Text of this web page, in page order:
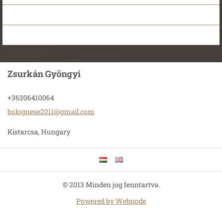
Zsurkán Gyöngyi
+36306410064
bolognese2011@gmail.com
Kistarcsa, Hungary
© 2013 Minden jog fenntartva.
Powered by Webnode